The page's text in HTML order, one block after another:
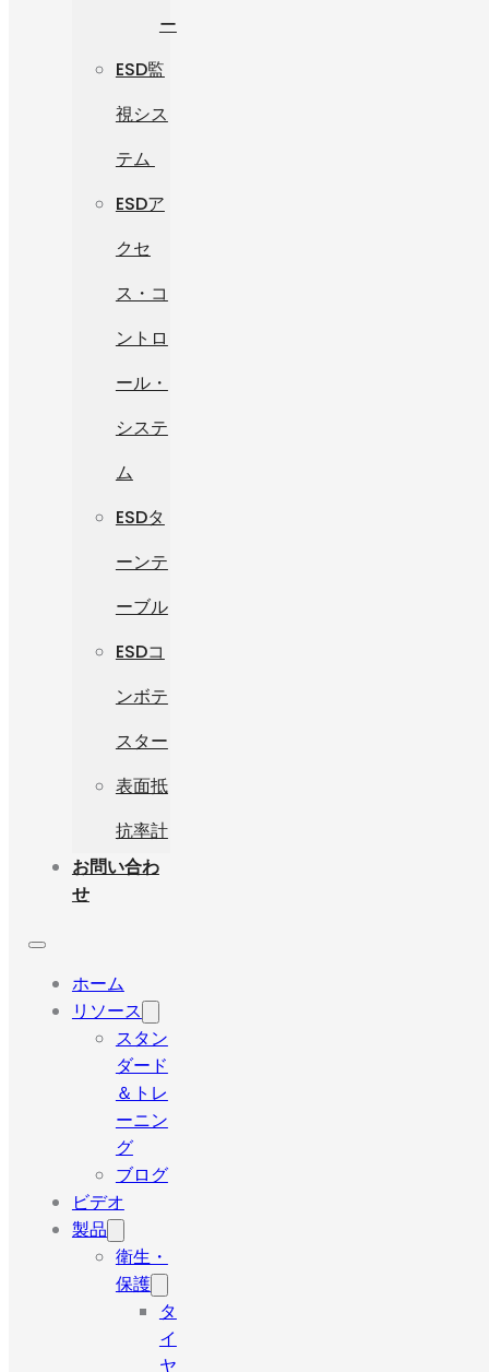
ー
ESD監
視シス
テム
ESDア
クセ
ス・コ
ントロ
ール・
システ
ム
ESDタ
ーンテ
ーブル
ESDコ
ンボテ
スター
表面抵
抗率計
お問い合わ
せ
ホーム
リソース
スタン
ダード
＆トレ
ーニン
グ
ブログ
ビデオ
製品
衛生・
保護
タ
イ
ヤ